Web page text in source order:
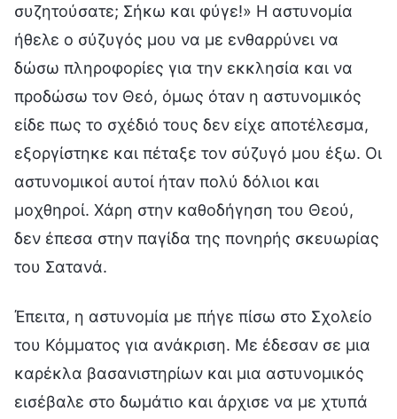
συζητούσατε; Σήκω και φύγε!» Η αστυνομία
ήθελε ο σύζυγός μου να με ενθαρρύνει να
δώσω πληροφορίες για την εκκλησία και να
προδώσω τον Θεό, όμως όταν η αστυνομικός
είδε πως το σχέδιό τους δεν είχε αποτέλεσμα,
εξοργίστηκε και πέταξε τον σύζυγό μου έξω. Οι
αστυνομικοί αυτοί ήταν πολύ δόλιοι και
μοχθηροί. Χάρη στην καθοδήγηση του Θεού,
δεν έπεσα στην παγίδα της πονηρής σκευωρίας
του Σατανά.
Έπειτα, η αστυνομία με πήγε πίσω στο Σχολείο
του Κόμματος για ανάκριση. Με έδεσαν σε μια
καρέκλα βασανιστηρίων και μια αστυνομικός
εισέβαλε στο δωμάτιο και άρχισε να με χτυπά